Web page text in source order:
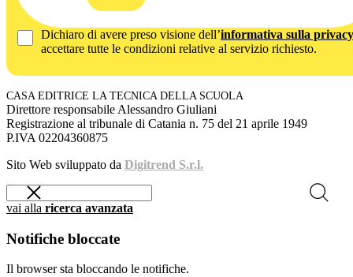
Dichiaro di avere preso visione dell’informativa sulla privacy
accettare tutte le condizioni relative al servizio richiesto.
CASA EDITRICE LA TECNICA DELLA SCUOLA
Direttore responsabile Alessandro Giuliani
Registrazione al tribunale di Catania n. 75 del 21 aprile 1949
P.IVA 02204360875
Sito Web sviluppato da Digitrend S.r.l.
vai alla ricerca avanzata
Notifiche bloccate
Il browser sta bloccando le notifiche.